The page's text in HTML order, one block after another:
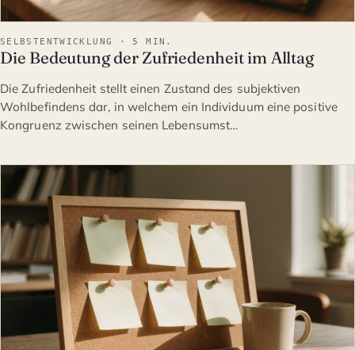
SELBSTENTWICKLUNG · 5 MIN.
Die Bedeutung der Zufriedenheit im Alltag
Die Zufriedenheit stellt einen Zustand des subjektiven
Wohlbefindens dar, in welchem ein Individuum eine positive
Kongruenz zwischen seinen Lebensumst…
SELBSTENTWICKLUNG